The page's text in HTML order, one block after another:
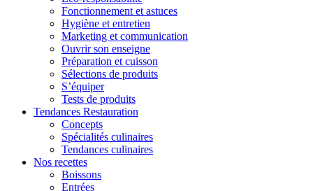
Fonctionnement et astuces
Hygiène et entretien
Marketing et communication
Ouvrir son enseigne
Préparation et cuisson
Sélections de produits
S’équiper
Tests de produits
Tendances Restauration
Concepts
Spécialités culinaires
Tendances culinaires
Nos recettes
Boissons
Entrées